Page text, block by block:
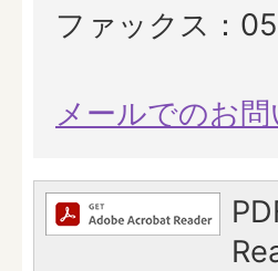
ファックス：
メールでのお